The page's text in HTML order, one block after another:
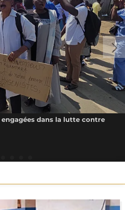
dans la lutte contre